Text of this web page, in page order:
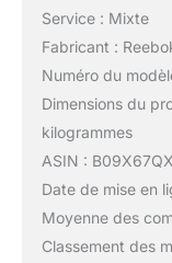
Service : Mixte
Fabricant :
Numéro du
Dimensions du
kilogrammes
ASIN :
Date de mise en
Moyenne des
Classement des